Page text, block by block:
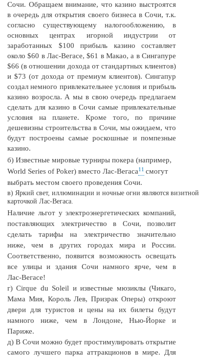
Сочи. Обращаем внимание, что казино выстроятся
в очередь для открытия своего бизнеса в Сочи, т.к.
согласно существующему налогообложению, в
основных центрах игорной индустрии от
заработанных $100 прибыль казино составляет
около $60 в Лас-Вегасе, $61 в Макао, а в Сингапуре
$66 (в отношении дохода от стандартных клиентов)
и $73 (от дохода от премиум клиентов). Сингапур
создал немного привлекательнее условия и прибыль
казино возросла. А мы в свою очередь предлагаем
сделать для казино в Сочи самые привлекательные
условия на планете. Кроме того, по причине
дешевизны строительства в Сочи, мы ожидаем, что
будут построены самые роскошные и помпезные
казино.
б) Известные мировые турниры покера (например,
World Series of Poker) вместо Лас-Вегаса11 смогут
выбрать местом своего проведения Сочи.
в) Яркий свет, иллюминации и ночные огни являются визитной
карточкой Лас-Вегаса.
Наличие льгот у электроэнергетических компаний,
поставляющих электричество в Сочи, позволит
сделать тарифы на электричество значительно
ниже, чем в других городах мира и России.
Соответственно, появится возможность освещать
все улицы и здания Сочи намного ярче, чем в
Лас-Вегасе!
г) Cirque du Soleil и известные мюзиклы (Чикаго,
Мама Мия, Король Лев, Призрак Оперы) откроют
двери для туристов и цены на их билеты будут
намного ниже, чем в Лондоне, Нью-Йорке и
Париже.
д) В Сочи можно будет простимулировать открытие
самого лучшего парка аттракционов в мире. Для